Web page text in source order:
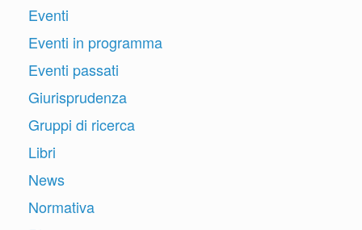
Eventi
Eventi in programma
Eventi passati
Giurisprudenza
Gruppi di ricerca
Libri
News
Normativa